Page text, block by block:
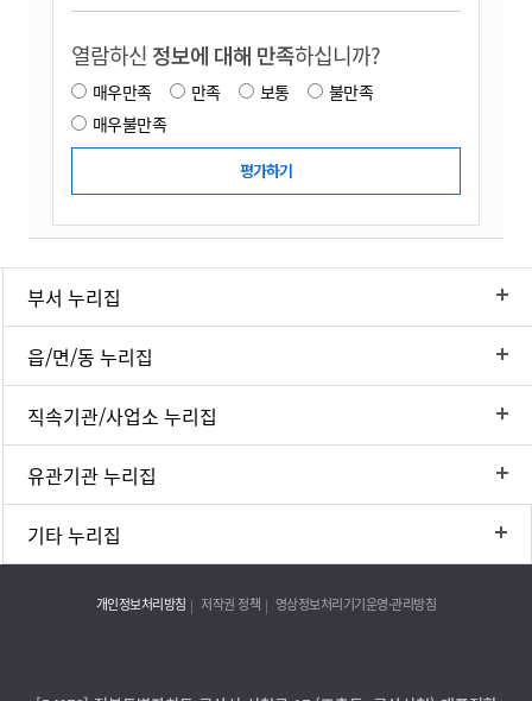
열람하신 정보에 대해 만족하십니까?
매우만족 만족 보통
불만족
매우불만족
부서 누리집
읍/면/동 누리집
직속기관/사업소 누리집
유관기관 누리집
기타 누리집
개인정보처리방침 저작권 정책 영상정보처리기기운영·관리방침